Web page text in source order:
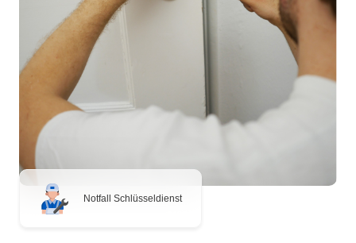
Notfall Schlüsseldienst